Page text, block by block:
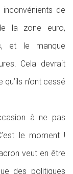
de
la zone euro,
et le manque
Cela devrait
n’ont cessé
à ne pas
le moment !
veut en être
des politiques